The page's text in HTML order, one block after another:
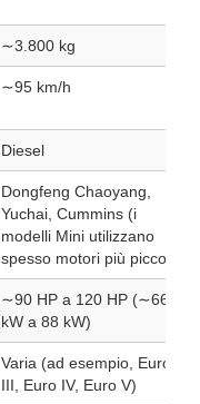
∼3.800 kg
∼95 km/h
Diesel
Dongfeng Chaoyang,
Yuchai, Cummins (i
modelli Mini utilizzano
spesso motori più piccoli)
∼90 HP a 120 HP (∼66
kW a 88 kW)
Varia (ad esempio, Euro
III, Euro IV, Euro V)